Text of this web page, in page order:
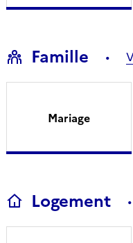
Famille
Mariage
Logement